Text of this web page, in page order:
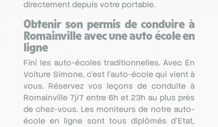
directement depuis votre portable.
Obtenir son permis de conduire à
Romainville avec une auto école en
ligne
Fini les auto-écoles traditionnelles. Avec En
Voiture Simone, c’est l’auto-école qui vient à
vous. Réservez vos leçons de conduite à
Romainville 7j/7 entre 6h et 23h au plus près
de chez-vous. Les moniteurs de notre auto-
école en ligne sont tous diplômés d’Etat,